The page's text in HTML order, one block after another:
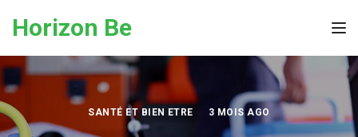
Horizon Be
SANTÉ ET BIEN ETRE 3 MOIS AGO